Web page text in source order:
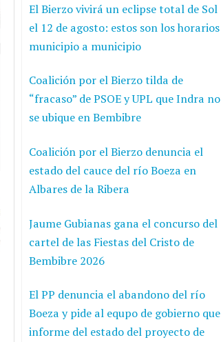
El Bierzo vivirá un eclipse total de Sol
el 12 de agosto: estos son los horarios
municipio a municipio
Coalición por el Bierzo tilda de
“fracaso” de PSOE y UPL que Indra no
se ubique en Bembibre
Coalición por el Bierzo denuncia el
estado del cauce del río Boeza en
Albares de la Ribera
Jaume Gubianas gana el concurso del
cartel de las Fiestas del Cristo de
Bembibre 2026
El PP denuncia el abandono del río
Boeza y pide al equpo de gobierno que
informe del estado del proyecto de